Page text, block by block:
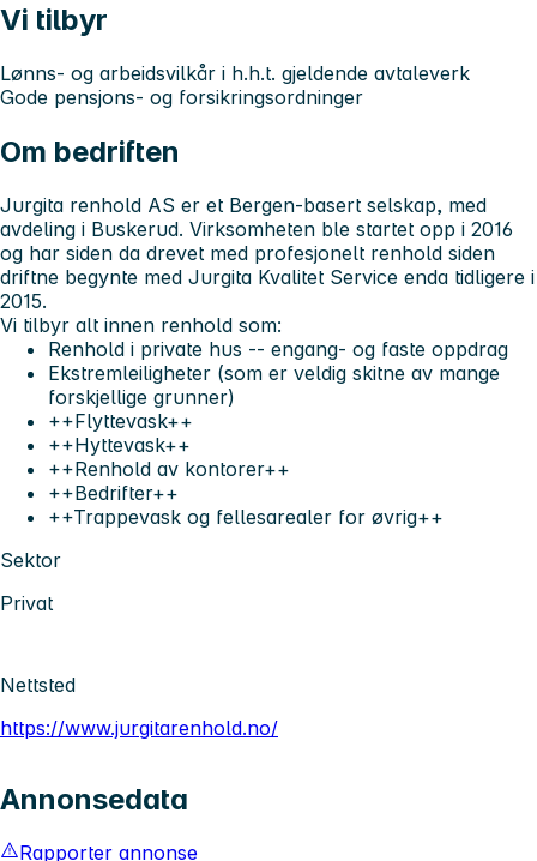
Vi tilbyr
Lønns- og arbeidsvilkår i h.h.t. gjeldende avtaleverk
Gode pensjons- og forsikringsordninger
Om bedriften
Jurgita renhold AS er et Bergen-basert selskap, med
avdeling i Buskerud. Virksomheten ble startet opp i 2016
og har siden da drevet med profesjonelt renhold siden
driftne begynte med Jurgita Kvalitet Service enda tidligere i
2015.
Vi tilbyr alt innen renhold som:
Renhold i private hus -- engang- og faste oppdrag
Ekstremleiligheter (som er veldig skitne av mange
forskjellige grunner)
++Flyttevask++
++Hyttevask++
++Renhold av kontorer++
++Bedrifter++
++Trappevask og fellesarealer for øvrig++
Sektor
Privat
Nettsted
https://www.jurgitarenhold.no/
Annonsedata
Rapporter annonse